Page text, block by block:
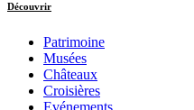
Découvrir
Patrimoine
Musées
Châteaux
Croisières